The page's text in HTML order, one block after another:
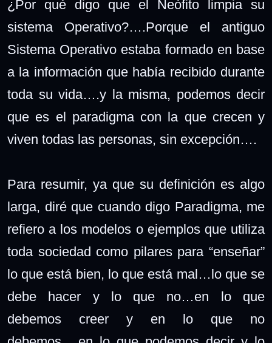
¿Por qué digo que el Neófito limpia su
sistema Operativo?….Porque el antiguo
Sistema Operativo estaba formado en base
a la información que había recibido durante
toda su vida….y la misma, podemos decir
que es el paradigma con la que crecen y
viven todas las personas, sin excepción….
Para resumir, ya que su definición es algo
larga, diré que cuando digo Paradigma, me
refiero a los modelos o ejemplos que utiliza
toda sociedad como pilares para “enseñar”
lo que está bien, lo que está mal…lo que se
debe hacer y lo que no…en lo que
debemos creer y en lo que no